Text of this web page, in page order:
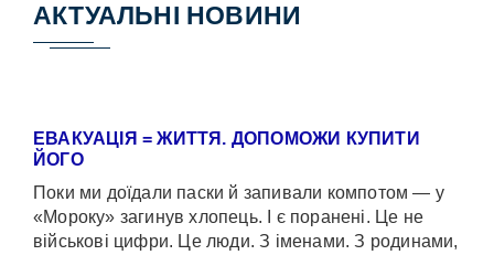
АКТУАЛЬНІ НОВИНИ
ЕВАКУАЦІЯ = ЖИТТЯ. ДОПОМОЖИ КУПИТИ
ЙОГО
Поки ми доїдали паски й запивали компотом — у
«Мороку» загинув хлопець. І є поранені. Це не
військові цифри. Це люди. З іменами. З родинами,